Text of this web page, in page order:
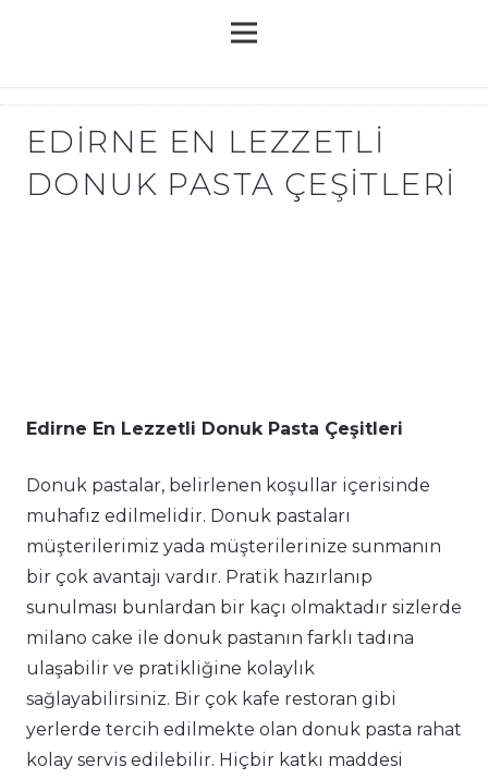
EDIRNE EN LEZZETLI
DONUK PASTA ÇEŞITLERI
Edirne En Lezzetli Donuk Pasta Çeşitleri
Donuk pastalar, belirlenen koşullar içerisinde
muhafız edilmelidir. Donuk pastaları
müşterilerimiz yada müşterilerinize sunmanın
bir çok avantajı vardır. Pratik hazırlanıp
sunulması bunlardan bir kaçı olmaktadır sizlerde
milano cake ile donuk pastanın farklı tadına
ulaşabilir ve pratikliğine kolaylık
sağlayabilirsiniz. Bir çok kafe restoran gibi
yerlerde tercih edilmekte olan donuk pasta rahat
kolay servis edilebilir. Hiçbir katkı maddesi